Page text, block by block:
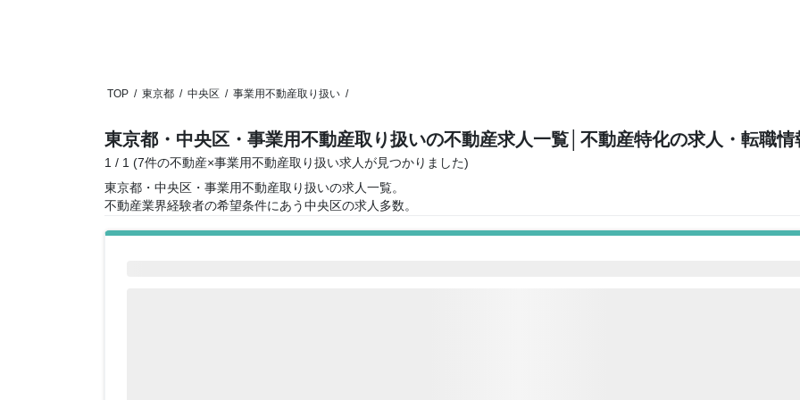
TOP / 東京都 / 中央区 / 事業用不動産取り扱い /
東京都・中央区・事業用不動産取り扱いの不動産求人一覧 │不動産特化の求人・転職情
1 / 1 (7件の不動産×事業用不動産取り扱い求人が見つかりました)
東京都・中央区・事業用不動産取り扱いの求人一覧。
不動産業界経験者の希望条件にあう中央区の求人多数。